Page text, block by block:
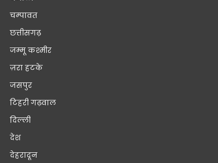
चम्पावत
छत्तीसगढ़
जम्मू कश्मीर
ज़रा हटके
जसपुर
टिहरी गढ़वाल
दिल्ली
देश
देहरादून